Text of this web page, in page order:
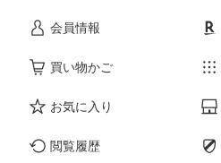
会員情報
買い物かご
お気に入り
閲覧履歴